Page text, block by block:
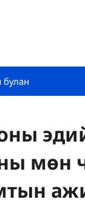
булан
мөн